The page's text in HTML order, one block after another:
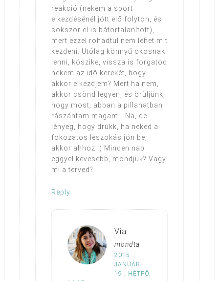
reakció (nekem a sport
elkezdésénél jött elő folyton, és
sokszor el is bátortalanított),
mert ezzel rohadtul nem lehet mit
kezdeni. Utólag könnyű okosnak
lenni, köszike, vissza is forgatod
nekem az idő kerekét, hogy
akkor elkezdjem? Mert ha nem,
akkor csönd legyen, és örüljünk,
hogy most, abban a pillanatban
rászántam magam… Na, de
lényeg, hogy drukk, ha neked a
fokozatos leszokás jön be,
akkor ahhoz :) Minden nap
eggyel kevesebb, mondjuk? Vagy
mi a terved?
Reply
Via
mondta
2015.
JANUÁR
19., HÉTFŐ,